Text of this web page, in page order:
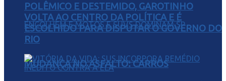
MUDANÇA NO ASFALTO: CARROS
POLÊMICO E DESTEMIDO, GAROTINHO
VOLTA AO CENTRO DA POLÍTICA E É
ESCOLHIDO PARA DISPUTAR O GOVERNO DO
RIO